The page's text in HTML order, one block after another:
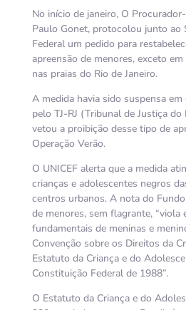
No início de janeiro, O
Paulo Gonet, protocolou junto ao
Federal um pedido para
apreensão de menores, exceto
nas praias do Rio de Janeiro.
A medida havia sido suspensa
pelo TJ-RJ (Tribunal de Justiça do
vetou a proibição desse tipo de
Operação Verão.
O UNICEF alerta que a medida
crianças e adolescentes negros
centros urbanos. A nota do
de menores, sem flagrante, “viola
fundamentais de meninas e
Convenção sobre os Direitos da
Estatuto da Criança e do
Constituição Federal de 1988”.
O Estatuto da Criança e do